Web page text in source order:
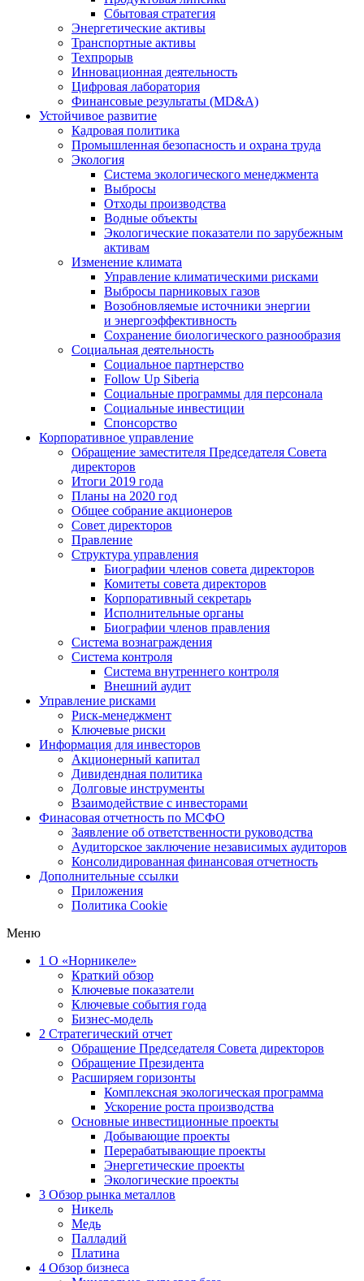
Сбытовая стратегия
Энергетические активы
Транспортные активы
Техпрорыв
Инновационная деятельность
Цифровая лаборатория
Финансовые результаты (MD&A)
Устойчивое развитие
Кадровая политика
Промышленная безопасность и охрана труда
Экология
Система экологического менеджмента
Выбросы
Отходы производства
Водные объекты
Экологические показатели по зарубежным
активам
Изменение климата
Управление климатическими рисками
Выбросы парниковых газов
Возобновляемые источники энергии
и энергоэффективность
Сохранение биологического разнообразия
Социальная деятельность
Социальное партнерство
Follow Up Siberia
Социальные программы для персонала
Социальные инвестиции
Спонсорство
Корпоративное управление
Обращение заместителя Председателя Совета
директоров
Итоги 2019 года
Планы на 2020 год
Общее собрание акционеров
Совет директоров
Правление
Структура управления
Биографии членов совета директоров
Комитеты совета директоров
Корпоративный секретарь
Исполнительные органы
Биографии членов правления
Система вознаграждения
Система контроля
Система внутреннего контроля
Внешний аудит
Управление рисками
Риск-менеджмент
Ключевые риски
Информация для инвесторов
Акционерный капитал
Дивидендная политика
Долговые инструменты
Взаимодействие с инвеcторами
Финасовая отчетность по МСФО
Заявление об ответственности руководства
Аудиторское заключение независимых аудиторов
Консолидированная финансовая отчетность
Дополнительные ссылки
Приложения
Политика Cookie
Меню
1 О «Норникеле»
Краткий обзор
Ключевые показатели
Ключевые события года
Бизнес-модель
2 Стратегический отчет
Обращение Председателя Совета директоров
Обращение Президента
Расширяем горизонты
Комплексная экологическая программа
Ускорение роста производства
Основные инвестиционные проекты
Добывающие проекты
Перерабатывающие проекты
Энергетические проекты
Экологические проекты
3 Обзор рынка металлов
Никель
Медь
Палладий
Платина
4 Обзор бизнеса